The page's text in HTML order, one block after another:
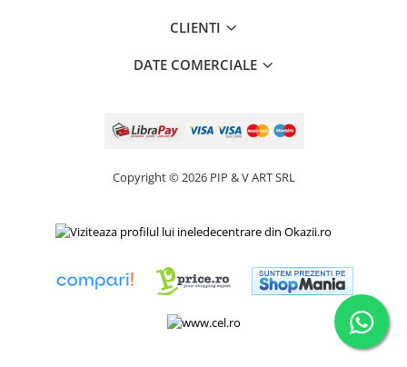
CLIENTI
DATE COMERCIALE
Copyright © 2026 PIP & V ART SRL